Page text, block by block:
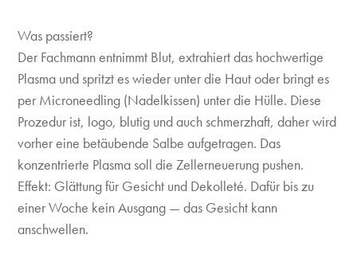
Was passiert?
Der Fachmann entnimmt Blut, extrahiert das hochwertige
Plasma und spritzt es wieder unter die Haut oder bringt es
per Microneedling (Nadelkissen) unter die Hülle. Diese
Prozedur ist, logo, blutig und auch schmerzhaft, daher wird
vorher eine betäubende Salbe aufgetragen. Das
konzentrierte Plasma soll die Zellerneuerung pushen.
Effekt: Glättung für Gesicht und Dekolleté. Dafür bis zu
einer Woche kein Ausgang — das Gesicht kann
anschwellen.